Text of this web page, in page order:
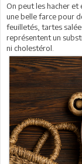
On peut les hacher et
une belle farce pour
feuilletés, tartes
représentent un
ni cholestérol.